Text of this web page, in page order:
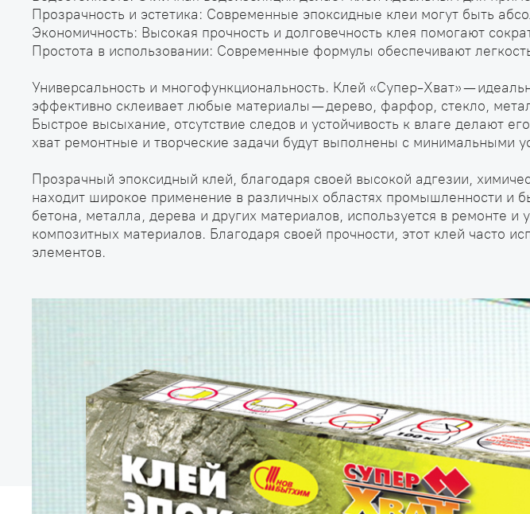
Прозрачность и эстетика: Современные эпоксидные клеи могут быть
Экономичность: Высокая прочность и долговечность клея помогают
Простота в использовании: Современные формулы обеспечивают
Универсальность и многофункциональность. Клей «Супер-Хват» —
эффективно склеивает любые материалы — дерево, фарфор, стекло,
Быстрое высыхание, отсутствие следов и устойчивость к влаге делают
хват ремонтные и творческие задачи будут выполнены с минимальными
Прозрачный эпоксидный клей, благодаря своей высокой адгезии,
находит широкое применение в различных областях промышленности и
бетона, металла, дерева и других материалов, используется в ремонте
композитных материалов. Благодаря своей прочности, этот клей часто
элементов.